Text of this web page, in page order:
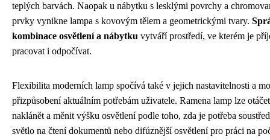
teplých barvách. Naopak u nábytku s lesklými povrchy a
prvky vynikne lampa s kovovým tělem a geometrickými tvary.
kombinace osvětlení a nábytku vytváří prostředí, ve kterém je
pracovat i odpočívat.
Flexibilita moderních lamp spočívá také v jejich nastavitelnosti a
přizpůsobení aktuálním potřebám uživatele. Ramena lamp lze
naklánět a měnit výšku osvětlení podle toho, zda je potřeba
světlo na čtení dokumentů nebo difúznější osvětlení pro práci na